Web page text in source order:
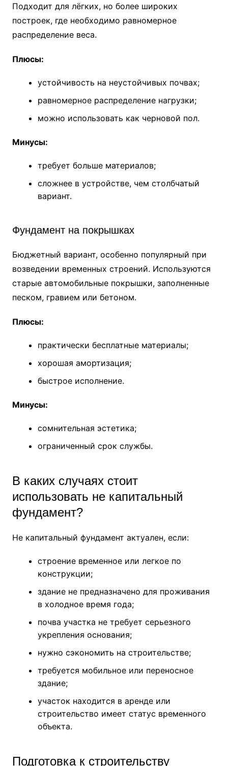
Подходит для лёгких, но более широких
построек, где необходимо равномерное
распределение веса.
Плюсы:
устойчивость на неустойчивых почвах;
равномерное распределение нагрузки;
можно использовать как черновой пол.
Минусы:
требует больше материалов;
сложнее в устройстве, чем столбчатый
вариант.
Фундамент на покрышках
Бюджетный вариант, особенно популярный при
возведении временных строений. Используются
старые автомобильные покрышки, заполненные
песком, гравием или бетоном.
Плюсы:
практически бесплатные материалы;
хорошая амортизация;
быстрое исполнение.
Минусы:
сомнительная эстетика;
ограниченный срок службы.
В каких случаях стоит
использовать не капитальный
фундамент?
Не капитальный фундамент актуален, если:
строение временное или легкое по
конструкции;
здание не предназначено для проживания
в холодное время года;
почва участка не требует серьезного
укрепления основания;
нужно сэкономить на строительстве;
требуется мобильное или переносное
здание;
участок находится в аренде или
строительство имеет статус временного
объекта.
Подготовка к строительству